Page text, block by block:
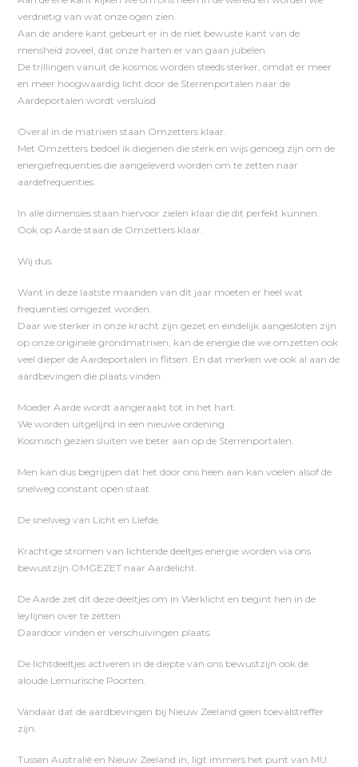
verdrietig van wat onze ogen zien.
Aan de andere kant gebeurt er in de niet bewuste kant van de
mensheid zoveel, dat onze harten er van gaan jubelen.
De trillingen vanuit de kosmos worden steeds sterker, omdat er meer
en meer hoogwaardig licht door de Sterrenportalen naar de
Aardeportalen wordt versluisd.
Overal in de matrixen staan Omzetters klaar.
Met Omzetters bedoel ik diegenen die sterk en wijs genoeg zijn om de
energiefrequenties die aangeleverd worden om te zetten naar
aardefrequenties.
In alle dimensies staan hiervoor zielen klaar die dit perfekt kunnen.
Ook op Aarde staan de Omzetters klaar.
Wij dus.
Want in deze laatste maanden van dit jaar moeten er heel wat
frequenties omgezet worden.
Daar we sterker in onze kracht zijn gezet en eindelijk aangesloten zijn
op onze originele grondmatrixen, kan de energie die we omzetten ook
veel dieper de Aardeportalen in flitsen. En dat merken we ook al aan de
aardbevingen die plaats vinden.
Moeder Aarde wordt aangeraakt tot in het hart.
We worden uitgelijnd in een nieuwe ordening.
Kosmisch gezien sluiten we beter aan op de Sterrenportalen.
Men kan dus begrijpen dat het door ons heen aan kan voelen alsof de
snelweg constant open staat.
De snelweg van Licht en Liefde.
Krachtige stromen van lichtende deeltjes energie worden via ons
bewustzijn OMGEZET naar Aardelicht.
De Aarde zet dit deze deeltjes om in Werklicht en begint hen in de
leylijnen over te zetten.
Daardoor vinden er verschuivingen plaats.
De lichtdeeltjes activeren in de diepte van ons bewustzijn ook de
aloude Lemurische Poorten.
Vandaar dat de aardbevingen bij Nieuw Zeeland geen toevalstreffer
zijn.
Tussen Australië en Nieuw Zeeland in, ligt immers het punt van MU.